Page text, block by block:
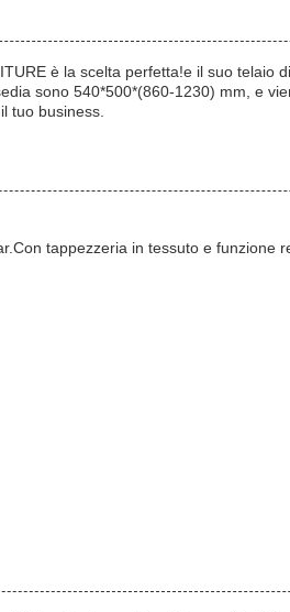
è la scelta perfetta!e il suo telaio
sono 540*500*(860-1230) mm, e
tuo business.
tappezzeria in tessuto e funzione